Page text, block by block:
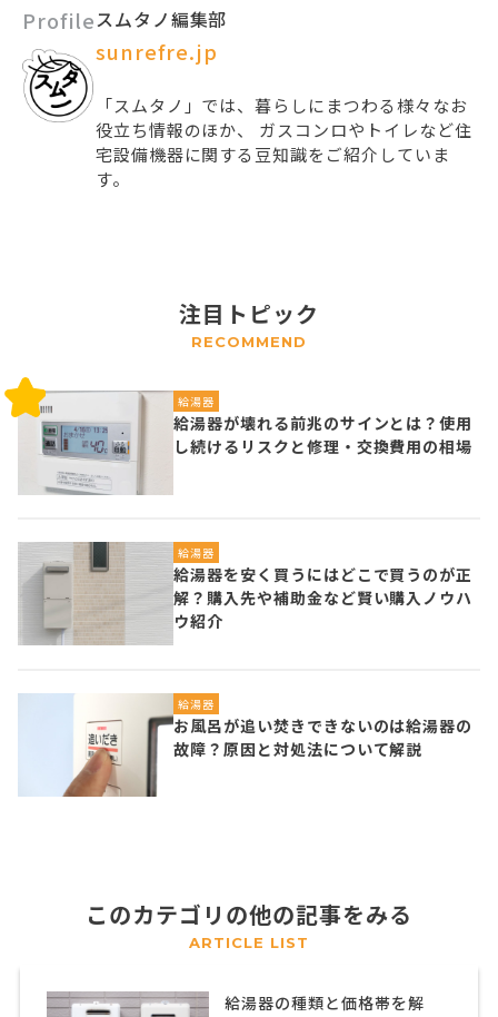
Profileスムタノ編集部
sunrefre.jp
「スムタノ」では、暮らしにまつわる様々なお
役立ち情報のほか、 ガスコンロやトイレなど住
宅設備機器に関する豆知識をご紹介していま
す。
注目トピック
RECOMMEND
給湯器
給湯器が壊れる前兆のサインとは？使用
し続けるリスクと修理・交換費用の相場
給湯器
給湯器を安く買うにはどこで買うのが正
解？購入先や補助金など賢い購入ノウハ
ウ紹介
給湯器
お風呂が追い焚きできないのは給湯器の
故障？原因と対処法について解説
このカテゴリの他の記事をみる
ARTICLE LIST
給湯器の種類と価格帯を解